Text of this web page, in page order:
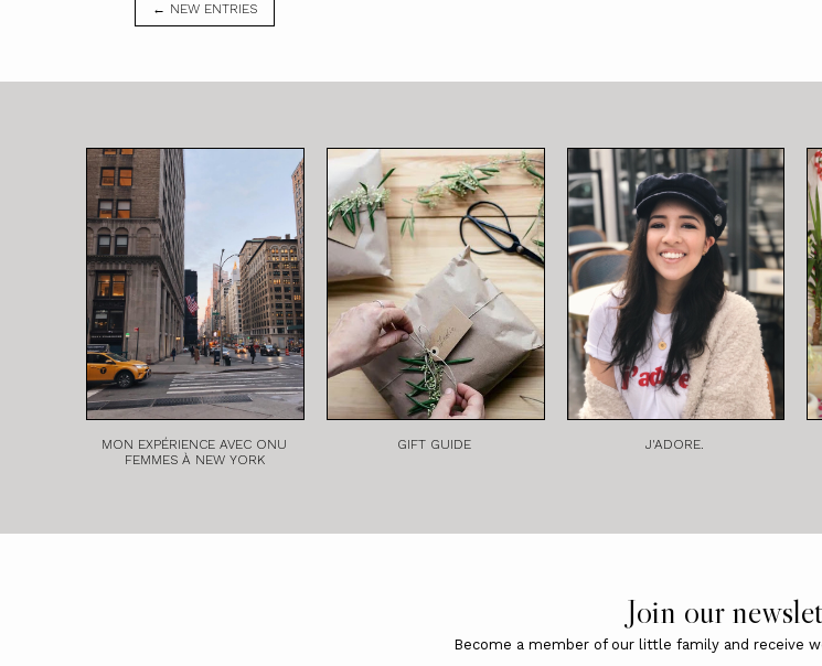
← NEW ENTRIES
MON EXPÉRIENCE AVEC ONU
FEMMES À NEW YORK
GIFT GUIDE J'ADORE.
Join our
Become a member of our little family and receive